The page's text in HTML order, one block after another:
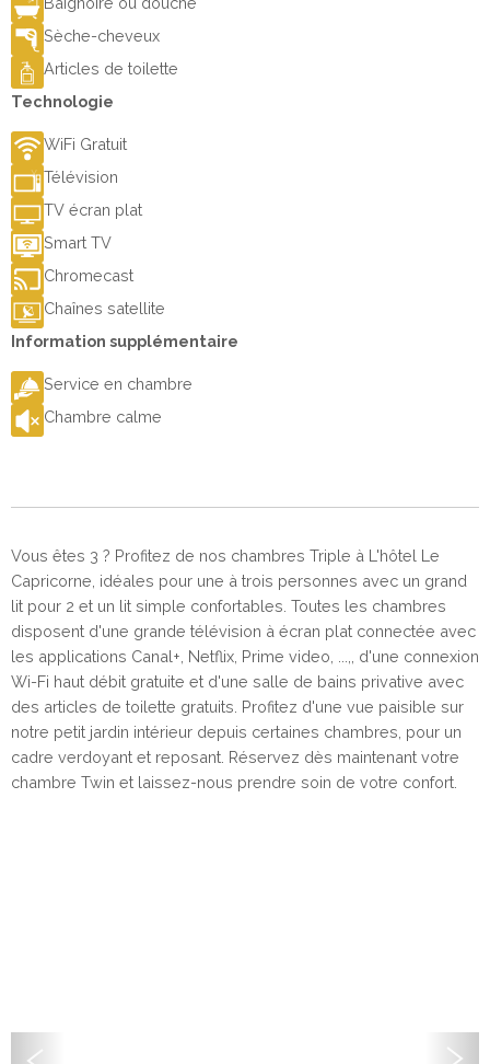
Sèche-cheveux
Articles de toilette
Technologie
WiFi Gratuit
Télévision
TV écran plat
Smart TV
Chromecast
Chaînes satellite
Information supplémentaire
Service en chambre
Chambre calme
Vous êtes 3 ? Profitez de nos chambres Triple à L'hôtel Le
Capricorne, idéales pour une à trois personnes avec un grand
lit pour 2 et un lit simple confortables. Toutes les chambres
disposent d'une grande télévision à écran plat connectée avec
les applications Canal+, Netflix, Prime video, ...,, d'une connexion
Wi-Fi haut débit gratuite et d'une salle de bains privative avec
des articles de toilette gratuits. Profitez d'une vue paisible sur
notre petit jardin intérieur depuis certaines chambres, pour un
cadre verdoyant et reposant. Réservez dès maintenant votre
chambre Twin et laissez-nous prendre soin de votre confort.